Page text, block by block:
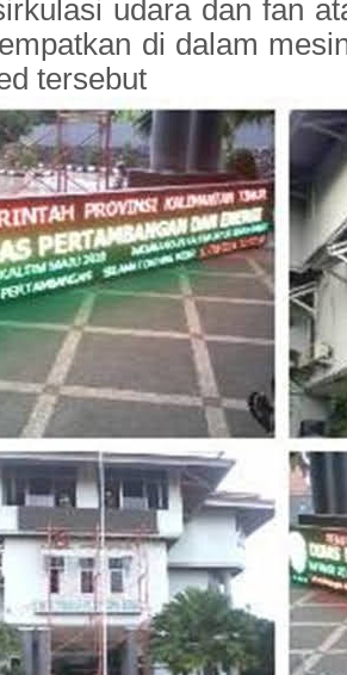
udara dan fan
di dalam
tersebut